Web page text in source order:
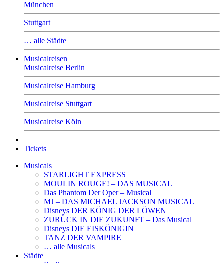
München
Stuttgart
… alle Städte
Musicalreisen
Musicalreise Berlin
Musicalreise Hamburg
Musicalreise Stuttgart
Musicalreise Köln
Tickets
Musicals
STARLIGHT EXPRESS
MOULIN ROUGE! – DAS MUSICAL
Das Phantom Der Oper – Musical
MJ – DAS MICHAEL JACKSON MUSICAL
Disneys DER KÖNIG DER LÖWEN
ZURÜCK IN DIE ZUKUNFT – Das Musical
Disneys DIE EISKÖNIGIN
TANZ DER VAMPIRE
… alle Musicals
Städte